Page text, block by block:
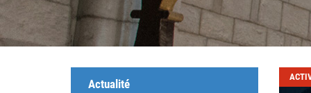
Actualité